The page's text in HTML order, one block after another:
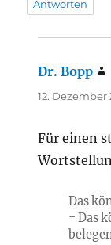
Antworten
Dr. Bopp
12. Dezember
Für einen
Das
= Das